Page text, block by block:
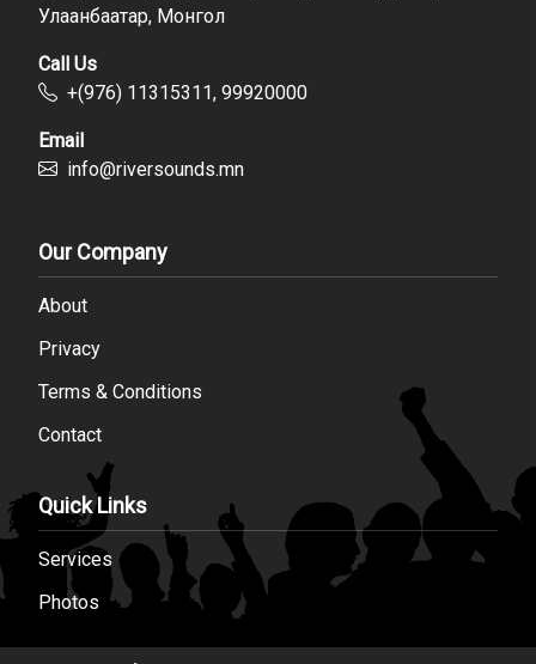
Улаанбаатар, Монгол
Call Us
+(976) 11315311, 99920000
Email
info@riversounds.mn
Our Company
About
Privacy
Terms & Conditions
Contact
Quick Links
Services
Photos